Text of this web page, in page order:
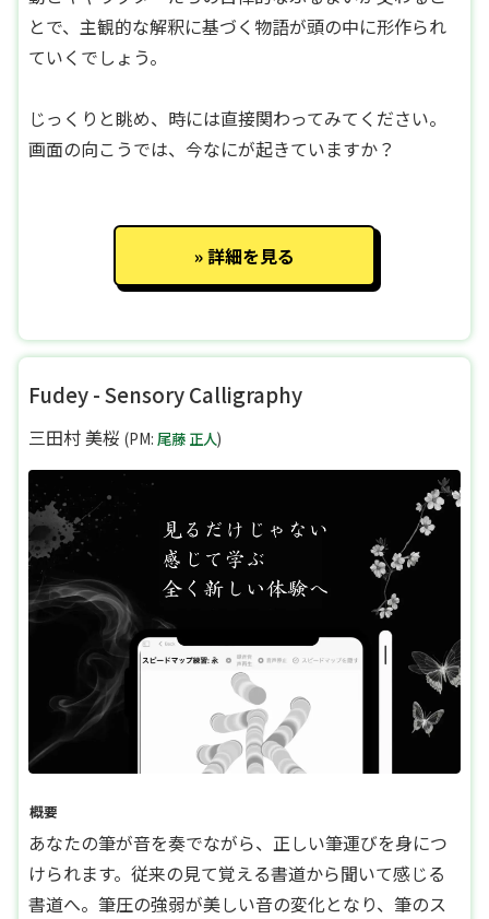
とで、主観的な解釈に基づく物語が頭の中に形作られ
ていくでしょう。
じっくりと眺め、時には直接関わってみてください。
画面の向こうでは、今なにが起きていますか？
詳細を見る
Fudey - Sensory Calligraphy
三田村 美桜 (PM: 尾藤 正人)
概要
あなたの筆が音を奏でながら、正しい筆運びを身につ
けられます。従来の見て覚える書道から聞いて感じる
書道へ。筆圧の強弱が美しい音の変化となり、筆のス